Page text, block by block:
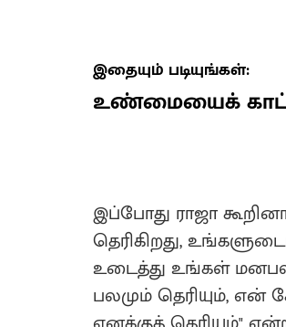
இதையும் படியுங்கள்:
உண்மையைக்
இப்போது ராஜா
தெரிகிறது,
உடைத்து உங்கள்
பலமும் தெரியும், என்